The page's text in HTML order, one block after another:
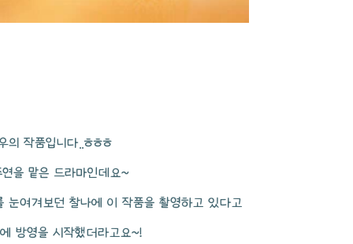
작품입니다..ㅎㅎㅎ
을 맡은 드라마인데요~
여겨보던 찰나에 이 작품을 촬영하고 있다고
방영을 시작했더라고요~!